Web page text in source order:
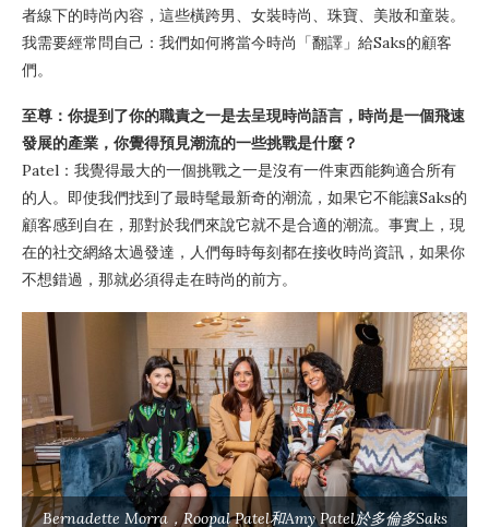
者線下的時尚內容，這些橫跨男、女裝時尚、珠寶、美妝和童裝。
我需要經常問自己：我們如何將當今時尚「翻譯」給Saks的顧客
們。
至尊：你提到了你的職責之一是去呈現時尚語言，時尚是一個飛速
發展的產業，你覺得預見潮流的一些挑戰是什麼？
Patel：我覺得最大的一個挑戰之一是沒有一件東西能夠適合所有
的人。即使我們找到了最時髦最新奇的潮流，如果它不能讓Saks的
顧客感到自在，那對於我們來說它就不是合適的潮流。事實上，現
在的社交網絡太過發達，人們每時每刻都在接收時尚資訊，如果你
不想錯過，那就必須得走在時尚的前方。
Bernadette Morra，Roopal Patel和Amy Patel於多倫多Saks